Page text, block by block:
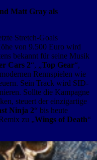
Matt Gray als
Stretch-Goals
von 9.500 Euro wird
bekannt für seine Musik
Cars 2“, „Top Gear“,
Rennspielen wie
Sein Track wird SID-
Sollte die Kampagne
steuert der einzigartige
Ninja 2“ bis heute
zu „Wings of Death“